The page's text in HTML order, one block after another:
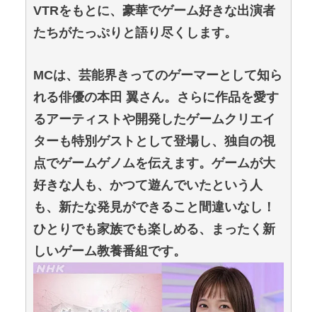
VTRをもとに、豪華でゲーム好きな出演者
たちがたっぷりと語り尽くします。
MCは、芸能界きってのゲーマーとして知ら
れる俳優の本田 翼さん。さらに作品を愛す
るアーティストや開発したゲームクリエイ
ターも特別ゲストとして登場し、独自の視
点でゲームゲノムを伝えます。ゲームが大
好きな人も、かつて遊んでいたという人
も、新たな発見ができること間違いなし！
ひとりでも家族でも楽しめる、まったく新
しいゲーム教養番組です。